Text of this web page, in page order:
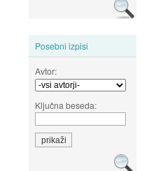
Posebni izpisi
Avtor:
Ključna beseda: